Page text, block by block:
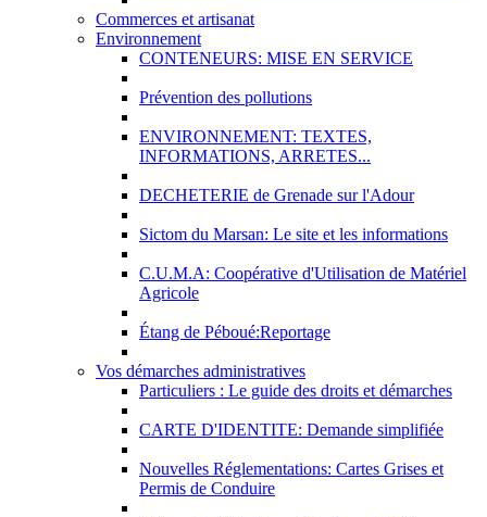
Commerces et artisanat
Environnement
CONTENEURS: MISE EN SERVICE
Prévention des pollutions
ENVIRONNEMENT: TEXTES,
INFORMATIONS, ARRETES...
DECHETERIE de Grenade sur l'Adour
Sictom du Marsan: Le site et les informations
C.U.M.A: Coopérative d'Utilisation de Matériel
Agricole
Étang de Péboué:Reportage
Vos démarches administratives
Particuliers : Le guide des droits et démarches
CARTE D'IDENTITE: Demande simplifiée
Nouvelles Réglementations: Cartes Grises et
Permis de Conduire